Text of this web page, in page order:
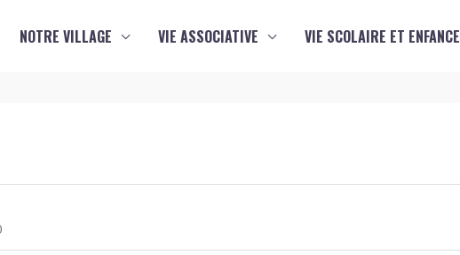
NOTRE VILLAGE VIE ASSOCIATIVE VIE SCOLAIRE ET ENFANCE